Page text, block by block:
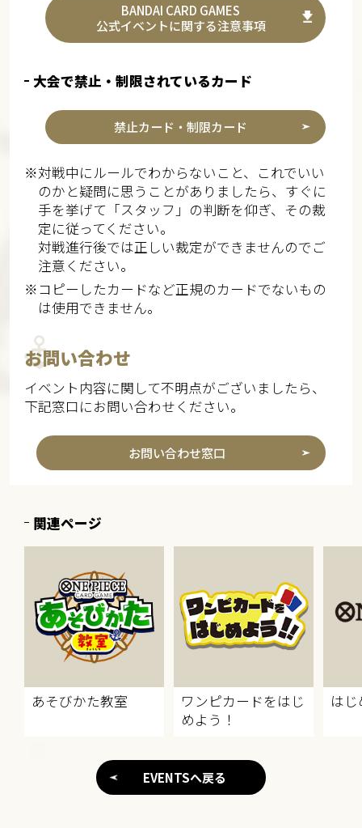
BANDAI CARD GAMES
公式イベントに関する注意事項
大会で禁止・制限されているカード
禁止カード・制限カード
※対戦中にルールでわからないこと、これでいい
のかと疑問に思うことがありましたら、すぐに
手を挙げて「スタッフ」の判断を仰ぎ、その裁
定に従ってください。
対戦進行後では正しい裁定ができませんのでご
注意ください。
※コピーしたカードなど正規のカードでないもの
は使用できません。
お問い合わせ
イベント内容に関して不明点がございましたら、
下記窓口にお問い合わせください。
お問い合わせ窓口
関連ページ
あそびかた教室
ワンピカードをはじ
めよう！
は
EVENTSへ戻る